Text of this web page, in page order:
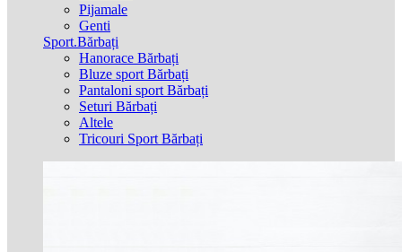
Pijamale
Genti
Sport.Bărbați
Hanorace Bărbați
Bluze sport Bărbați
Pantaloni sport Bărbați
Seturi Bărbați
Altele
Tricouri Sport Bărbați